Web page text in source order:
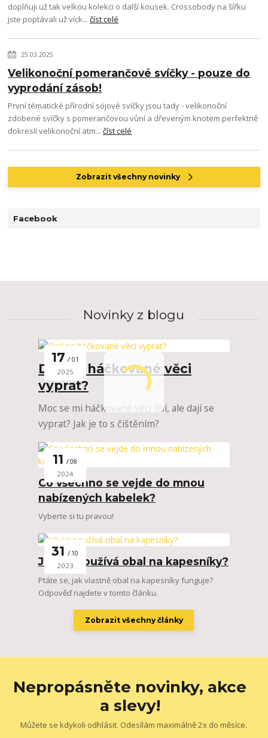
doplňuji už tak velkou kolekci o další kousek. Crossobody na šířku
jste poptávali už víck...číst celé
25.03.2025
Velikonoční pomerančové svíčky - pouze do
vyprodání zásob!
První tématické přírodní sójové svíčky jsou tady - velikonoční
zdobené svíčky s pomerančovou vůní a dřeveným knotem perfektně
dokreslí velikonoční atm...číst celé
Zobrazit všechny novinky
Facebook
Novinky z blogu
17 01
2025
Dají se háčkované věci
vyprat?
Moc se mi háčkované věci libí, ale dají se
vyprat? Jak je to s čištěním?
11 08
2024
Co všechno se vejde do mnou
nabízených kabelek?
Vyberte si tu pravou!
31 10
2023
Jak se používá obal na kapesníky?
Ptáte se, jak vlastně obal na kapesníky funguje?
Odpověď najdete v tomto článku.
Zobrazit všechny články
Nepropásněte novinky, akce
a slevy!
Můžete se kdykoli odhlásit. Odesílám maximálně 2x do měsíce.